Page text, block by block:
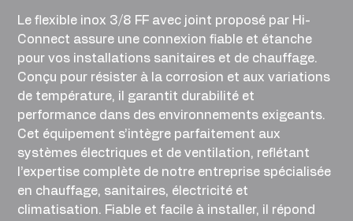
Le flexible inox 3/8 FF avec joint proposé par Hi-
Connect assure une connexion fiable et étanche
pour vos installations sanitaires et de chauffage.
Conçu pour résister à la corrosion et aux variations
de température, il garantit durabilité et
performance dans des environnements exigeants.
Cet équipement s’intègre parfaitement aux
systèmes électriques et de ventilation, reflétant
l’expertise complète de notre entreprise spécialisée
en chauffage, sanitaires, électricité et
climatisation. Fiable et facile à installer, il répond